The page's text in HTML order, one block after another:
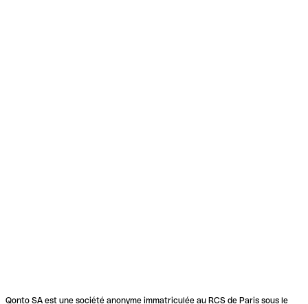
Qonto SA est une société anonyme immatriculée au RCS de Paris sous le